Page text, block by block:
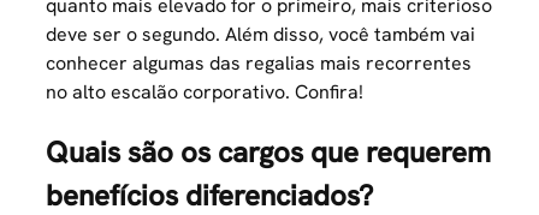
quanto mais elevado for o primeiro, mais criterioso
deve ser o segundo. Além disso, você também vai
conhecer algumas das regalias mais recorrentes
no alto escalão corporativo. Confira!
Quais são os cargos que requerem
benefícios diferenciados?